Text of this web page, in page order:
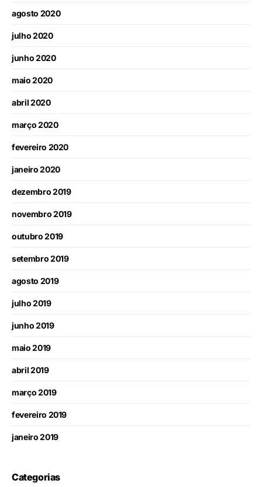
agosto 2020
julho 2020
junho 2020
maio 2020
abril 2020
março 2020
fevereiro 2020
janeiro 2020
dezembro 2019
novembro 2019
outubro 2019
setembro 2019
agosto 2019
julho 2019
junho 2019
maio 2019
abril 2019
março 2019
fevereiro 2019
janeiro 2019
Categorias